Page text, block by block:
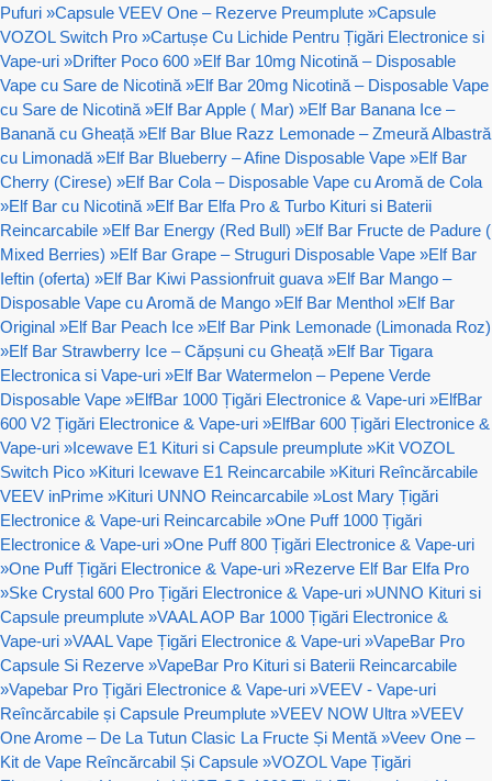
Pufuri »Capsule VEEV One – Rezerve Preumplute »Capsule
VOZOL Switch Pro »Cartușe Cu Lichide Pentru Țigări Electronice si
Vape-uri »Drifter Poco 600 »Elf Bar 10mg Nicotină – Disposable
Vape cu Sare de Nicotină »Elf Bar 20mg Nicotină – Disposable Vape
cu Sare de Nicotină »Elf Bar Apple ( Mar) »Elf Bar Banana Ice –
Banană cu Gheață »Elf Bar Blue Razz Lemonade – Zmeură Albastră
cu Limonadă »Elf Bar Blueberry – Afine Disposable Vape »Elf Bar
Cherry (Cirese) »Elf Bar Cola – Disposable Vape cu Aromă de Cola
»Elf Bar cu Nicotină »Elf Bar Elfa Pro & Turbo Kituri si Baterii
Reincarcabile »Elf Bar Energy (Red Bull) »Elf Bar Fructe de Padure (
Mixed Berries) »Elf Bar Grape – Struguri Disposable Vape »Elf Bar
Ieftin (oferta) »Elf Bar Kiwi Passionfruit guava »Elf Bar Mango –
Disposable Vape cu Aromă de Mango »Elf Bar Menthol »Elf Bar
Original »Elf Bar Peach Ice »Elf Bar Pink Lemonade (Limonada Roz)
»Elf Bar Strawberry Ice – Căpșuni cu Gheață »Elf Bar Tigara
Electronica si Vape-uri »Elf Bar Watermelon – Pepene Verde
Disposable Vape »ElfBar 1000 Țigări Electronice & Vape-uri »ElfBar
600 V2 Țigări Electronice & Vape-uri »ElfBar 600 Țigări Electronice &
Vape-uri »Icewave E1 Kituri si Capsule preumplute »Kit VOZOL
Switch Pico »Kituri Icewave E1 Reincarcabile »Kituri Reîncărcabile
VEEV inPrime »Kituri UNNO Reincarcabile »Lost Mary Țigări
Electronice & Vape-uri Reincarcabile »One Puff 1000 Țigări
Electronice & Vape-uri »One Puff 800 Țigări Electronice & Vape-uri
»One Puff Țigări Electronice & Vape-uri »Rezerve Elf Bar Elfa Pro
»Ske Crystal 600 Pro Țigări Electronice & Vape-uri »UNNO Kituri si
Capsule preumplute »VAAL AOP Bar 1000 Țigări Electronice &
Vape-uri »VAAL Vape Țigări Electronice & Vape-uri »VapeBar Pro
Capsule Si Rezerve »VapeBar Pro Kituri si Baterii Reincarcabile
»Vapebar Pro Țigări Electronice & Vape-uri »VEEV - Vape-uri
Reîncărcabile și Capsule Preumplute »VEEV NOW Ultra »VEEV
One Arome – De La Tutun Clasic La Fructe Și Mentă »Veev One –
Kit de Vape Reîncărcabil Și Capsule »VOZOL Vape Țigări